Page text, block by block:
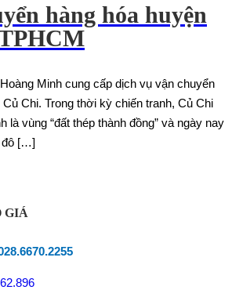
hàng hóa huyện
Minh cung cấp dịch vụ vận chuyển
Củ Chi. Trong thời kỳ chiến tranh, Củ Chi
là vùng “đất thép thành đồng” và ngày nay
đô […]
GIÁ